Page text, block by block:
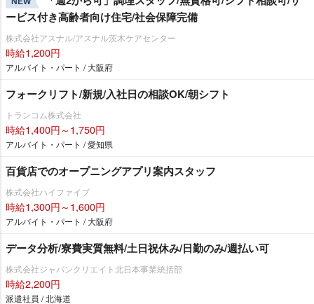
ービス付き高齢者向け住宅/社会保障完備
株式会社アスナル/アスナル茨木ケアセンター
時給1,200円
アルバイト・パート / 大阪府
フォークリフト/新規/入社日の相談OK/朝シフト
トランコム株式会社
時給1,400円～1,750円
アルバイト・パート / 愛知県
百貨店でのオープニングアプリ案内スタッフ
株式会社ハイファイブ
時給1,300円～1,600円
アルバイト・パート / 大阪府
データ分析/寮費実質無料/土日祝休み/日勤のみ/週払い可
株式会社ジャパンクリエイト北日本事業統括部
時給2,200円
派遣社員 / 北海道